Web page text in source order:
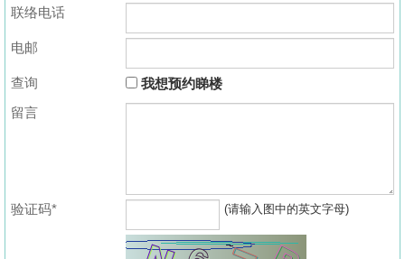
联络电话
电邮
查询
我想预约睇楼
留言
验证码* (请输入图中的英文字母)